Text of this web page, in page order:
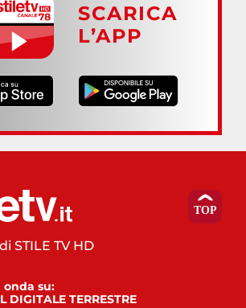
SCARICA
L’APP
STILE TV HD
onda su:
DIGITALE TERRESTRE